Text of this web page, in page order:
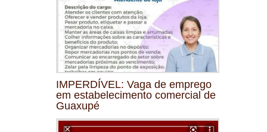
IMPERDÍVEL: Vaga de emprego
em estabelecimento comercial de
Guaxupé